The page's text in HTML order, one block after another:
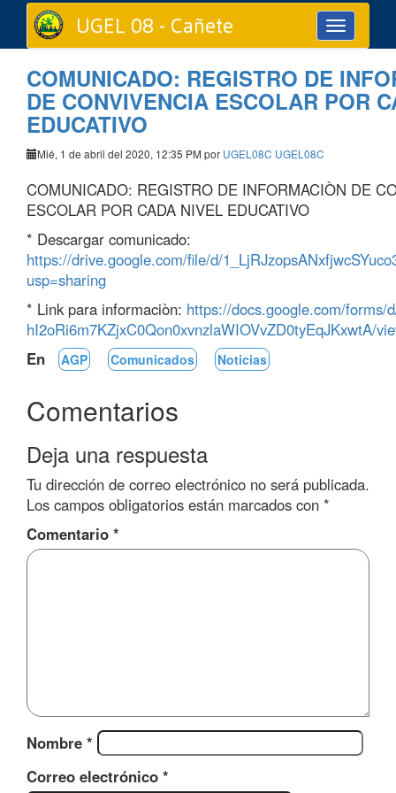
Toggle
navigation
UGEL 08 - Cañete
COMUNICADO: REGISTRO DE
DE CONVIVENCIA ESCOLAR POR
EDUCATIVO
Mié, 1 de abril del 2020, 12:35 PM por UGEL08C UGEL08C
COMUNICADO: REGISTRO DE INFORMACIÒN DE
ESCOLAR POR CADA NIVEL EDUCATIVO
* Descargar comunicado:
https://drive.google.com/file/d/
usp=sharing
* Link para informaciòn: https://docs.google.com/forms/
hI2oRi6m7KZjxC0Qon0xvnzlaWIOVvZD0tyEqJKxwtA/
En
AGP Comunicados Noticias
Comentarios
Deja una respuesta
Tu dirección de correo electrónico no será publicada.
Los campos obligatorios están marcados con *
Comentario *
Nombre *
Correo electrónico *